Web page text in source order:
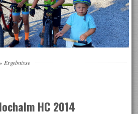
» Ergebnisse
HC 2014